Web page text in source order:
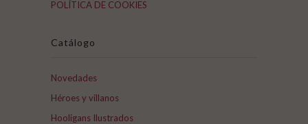
POLÍTICA DE COOKIES
Catálogo
Novedades
Héroes y villanos
Hooligans Ilustrados